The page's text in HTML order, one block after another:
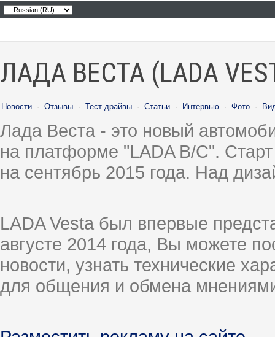
ЛАДА ВЕСТА (LADA
Новости · Отзывы · Тест-драйвы · Статьи · Интервью · Фото ·
Лада Веста - это новый
на платформе "LADA B/C".
на сентябрь 2015 года. Над
LADA Vesta был впервые
августе 2014 года, Вы можете
новости, узнать технические
для общения и обмена